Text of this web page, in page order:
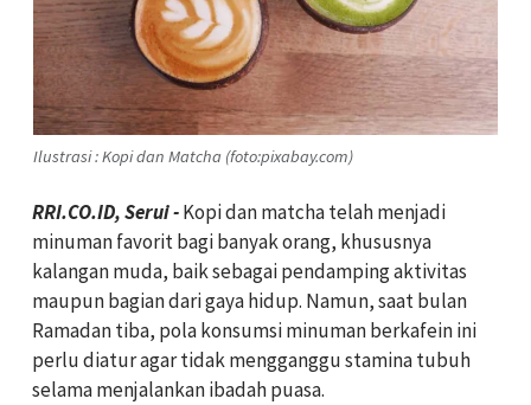
Ilustrasi : Kopi dan Matcha (foto:pixabay.com)
RRI.CO.ID, Serui -Kopi dan matcha telah menjadi
minuman favorit bagi banyak orang, khususnya
kalangan muda, baik sebagai pendamping aktivitas
maupun bagian dari gaya hidup. Namun, saat bulan
Ramadan tiba, pola konsumsi minuman berkafein ini
perlu diatur agar tidak mengganggu stamina tubuh
selama menjalankan ibadah puasa.